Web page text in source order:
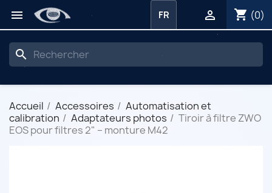
 shopping_cart (0)

FR
search
Accueil Accessoires
Automatisation et
calibration
Adaptateurs photos
Tiroir à filtre ZWO
EOS pour filtres 2" – monture M42